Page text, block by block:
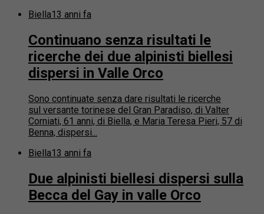
Biella13 anni fa
Continuano senza risultati le
ricerche dei due alpinisti biellesi
dispersi in Valle Orco
Sono continuate senza dare risultati le ricerche
sul versante torinese del Gran Paradiso, di Valter
Corniati, 61 anni, di Biella, e Maria Teresa Pieri, 57 di
Benna, dispersi...
Biella13 anni fa
Due alpinisti biellesi dispersi sulla
Becca del Gay in valle Orco